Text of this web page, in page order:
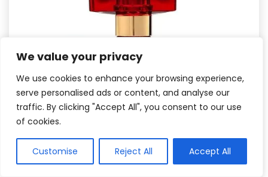
We value your privacy
We use cookies to enhance your browsing experience,
serve personalised ads or content, and analyse our
traffic. By clicking "Accept All", you consent to our use
of cookies.
Customise Reject All Accept All